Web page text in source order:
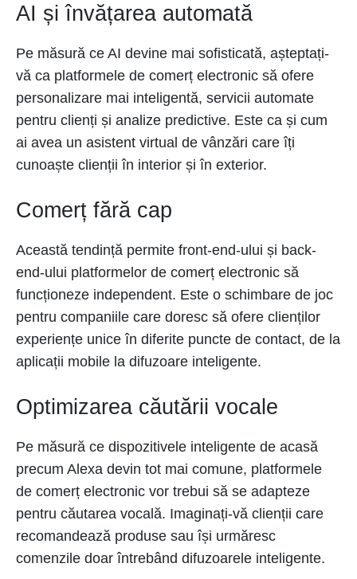
AI și învățarea automată
Pe măsură ce AI devine mai sofisticată, așteptați-
vă ca platformele de comerț electronic să ofere
personalizare mai inteligentă, servicii automate
pentru clienți și analize predictive. Este ca și cum
ai avea un asistent virtual de vânzări care îți
cunoaște clienții în interior și în exterior.
Comerț fără cap
Această tendință permite front-end-ului și back-
end-ului platformelor de comerț electronic să
funcționeze independent. Este o schimbare de joc
pentru companiile care doresc să ofere clienților
experiențe unice în diferite puncte de contact, de la
aplicații mobile la difuzoare inteligente.
Optimizarea căutării vocale
Pe măsură ce dispozitivele inteligente de acasă
precum Alexa devin tot mai comune, platformele
de comerț electronic vor trebui să se adapteze
pentru căutarea vocală. Imaginați-vă clienții care
recomandează produse sau își urmăresc
comenzile doar întrebând difuzoarele inteligente.